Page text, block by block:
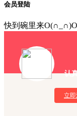
会员登陆
快到碗里来
认
立